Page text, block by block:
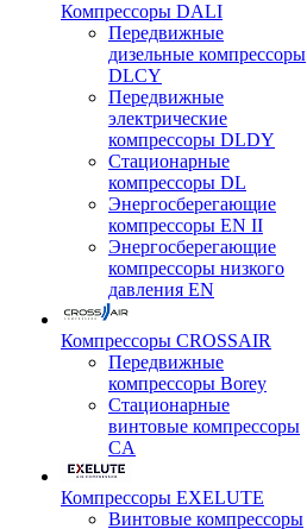
Компрессоры DALI
Передвижные
дизельные компрессоры
DLCY
Передвижные
электрические
компрессоры DLDY
Стационарные
компрессоры DL
Энергосберегающие
компрессоры EN II
Энергосберегающие
компрессоры низкого
давления EN
Компрессоры CROSSAIR
Передвижные
компрессоры Borey
Стационарные
винтовые компрессоры
CA
Компрессоры EXELUTE
Винтовые компрессоры